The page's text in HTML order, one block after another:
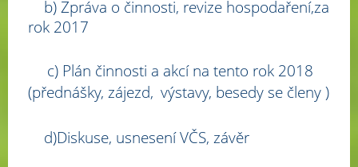
b) Zpráva o činnosti, revize hospodaření,za
rok 2017
c) Plán činnosti a akcí na tento rok 2018
(přednášky, zájezd, výstavy, besedy se členy )
d)Diskuse, usnesení VČS, závěr